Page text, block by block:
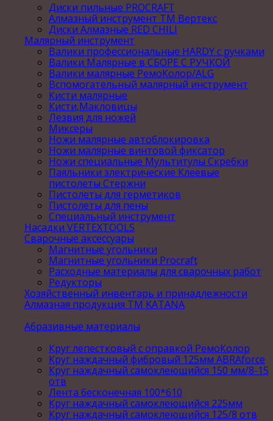
Диски пильные PROCRAFT
Алмазный инструмент ТМ Вертекс
Диски Алмазные RED CHILI
Малярный инструмент
Валики профессиональные HARDY с ручками
Валики Малярные в СБОРЕ С РУЧКОЙ
Валики малярные РемоКолор/ALG
Вспомогательный малярный инструмент
Кисти малярные
Кисти,Макловицы
Лезвия для ножей
Миксеры
Ножи малярные автоблокировка
Ножи малярные винтовой фиксатор
Ножи специальные Мультитулы Скребки
Паяльники электрические Клеевые
пистолеты Стержни
Пистолеты для герметиков
Пистолеты для пены
Специальный инструмент
Насадки VERTEXTOOLS
Сварочные аксессуары
Магнитные угольники
Магнитные угольники Procraft
Расходные материалы для сварочных работ
Редукторы
Хозяйственный инвентарь и принадлежности
Алмазная продукция ТМ KATANA
Абразивные материалы
Круг лепестковый с оправкой РемоКолор
Круг наждачный фибровый 125мм ABRAforce
Круг наждачный самоклеющийся 150 мм/8-15
отв
Лента бесконечная 100*610
Круг наждачный самоклеющийся 225мм
Круг наждачный самоклеющийся 125/8 отв